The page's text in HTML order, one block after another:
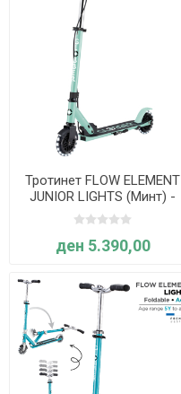
Тротинет FLOW ELEMENT
JUNIOR LIGHTS (Минт) -
Globber
ден 5.390,00